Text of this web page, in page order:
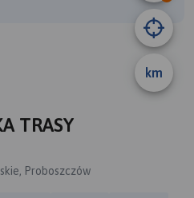
km
TRASY
Proboszczów